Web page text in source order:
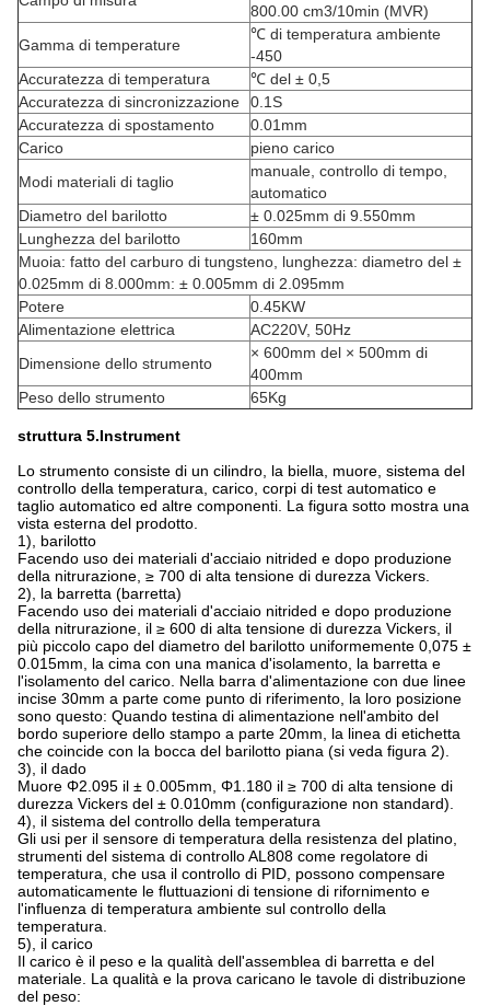
800.00 cm3/10min (MVR)
Gamma di temperature
℃ di temperatura ambiente
-450
Accuratezza di temperatura
℃ del ± 0,5
Accuratezza di sincronizzazione
0.1S
Accuratezza di spostamento
0.01mm
Carico
pieno carico
Modi materiali di taglio
manuale, controllo di tempo,
automatico
Diametro del barilotto
± 0.025mm di 9.550mm
Lunghezza del barilotto
160mm
Muoia: fatto del carburo di tungsteno, lunghezza: diametro del ±
0.025mm di 8.000mm: ± 0.005mm di 2.095mm
Potere
0.45KW
Alimentazione elettrica
AC220V, 50Hz
Dimensione dello strumento
× 600mm del × 500mm di
400mm
Peso dello strumento
65Kg
struttura 5.Instrument
Lo strumento consiste di un cilindro, la biella, muore, sistema del
controllo della temperatura, carico, corpi di test automatico e
taglio automatico ed altre componenti. La figura sotto mostra una
vista esterna del prodotto.
1), barilotto
Facendo uso dei materiali d'acciaio nitrided e dopo produzione
della nitrurazione, ≥ 700 di alta tensione di durezza Vickers.
2), la barretta (barretta)
Facendo uso dei materiali d'acciaio nitrided e dopo produzione
della nitrurazione, il ≥ 600 di alta tensione di durezza Vickers, il
più piccolo capo del diametro del barilotto uniformemente 0,075 ±
0.015mm, la cima con una manica d'isolamento, la barretta e
l'isolamento del carico. Nella barra d'alimentazione con due linee
incise 30mm a parte come punto di riferimento, la loro posizione
sono questo: Quando testina di alimentazione nell'ambito del
bordo superiore dello stampo a parte 20mm, la linea di etichetta
che coincide con la bocca del barilotto piana (si veda figura 2).
3), il dado
Muore Φ2.095 il ± 0.005mm, Φ1.180 il ≥ 700 di alta tensione di
durezza Vickers del ± 0.010mm (configurazione non standard).
4), il sistema del controllo della temperatura
Gli usi per il sensore di temperatura della resistenza del platino,
strumenti del sistema di controllo AL808 come regolatore di
temperatura, che usa il controllo di PID, possono compensare
automaticamente le fluttuazioni di tensione di rifornimento e
l'influenza di temperatura ambiente sul controllo della
temperatura.
5), il carico
Il carico è il peso e la qualità dell'assemblea di barretta e del
materiale. La qualità e la prova caricano le tavole di distribuzione
del peso: